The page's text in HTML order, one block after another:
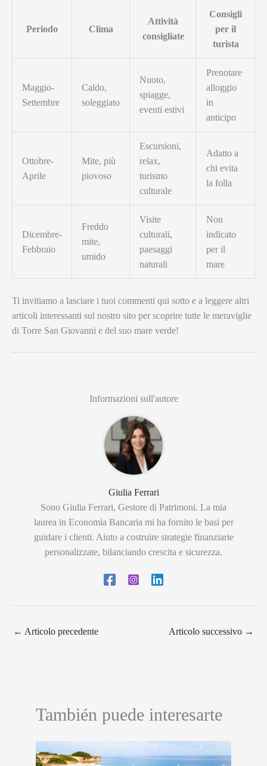
Periodo Clima
Attività
consigliate
Consigli
per il
turista
Maggio-
Settembre
Caldo,
soleggiato
Nuoto,
spiagge,
eventi estivi
Prenotare
alloggio
in
anticipo
Ottobre-
Aprile
Mite, più
piovoso
Escursioni,
relax,
turismo
culturale
Adatto a
chi evita
la folla
Dicembre-
Febbraio
Freddo
mite,
umido
Visite
culturali,
paesaggi
naturali
Non
indicato
per il
mare
Ti invitiamo a lasciare i tuoi commenti qui sotto e a leggere altri
articoli interessanti sul nostro sito per scoprire tutte le meraviglie
di Torre San Giovanni e del suo mare verde!
Informazioni sull'autore
Giulia Ferrari
Sono Giulia Ferrari, Gestore di Patrimoni. La mia
laurea in Economia Bancaria mi ha fornito le basi per
guidare i clienti. Aiuto a costruire strategie finanziarie
personalizzate, bilanciando crescita e sicurezza.
← Articolo precedente Articolo successivo →
También puede interesarte